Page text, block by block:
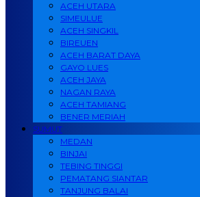
ACEH UTARA
SIMEULUE
ACEH SINGKIL
BIREUEN
ACEH BARAT DAYA
GAYO LUES
ACEH JAYA
NAGAN RAYA
ACEH TAMIANG
BENER MERIAH
SUMUT
MEDAN
BINJAI
TEBING TINGGI
PEMATANG SIANTAR
TANJUNG BALAI